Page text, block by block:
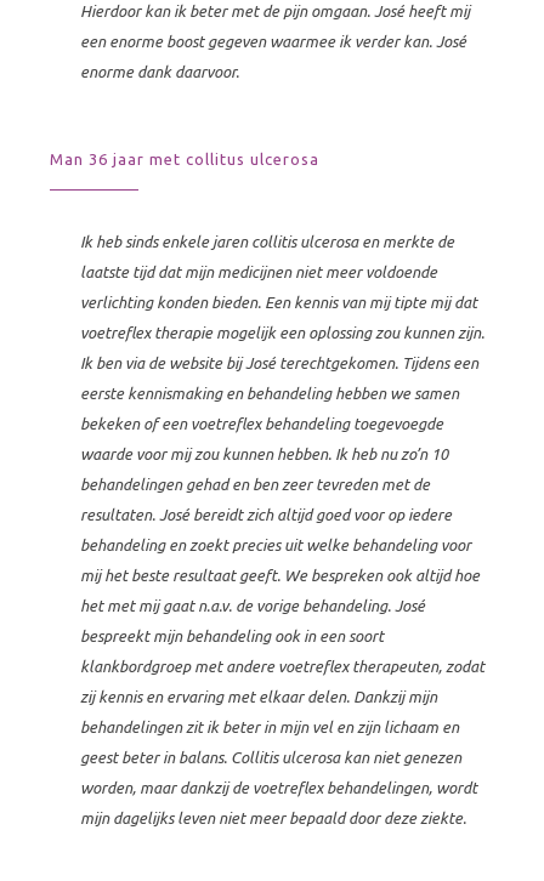
Hierdoor kan ik beter met de pijn omgaan. José heeft mij
een enorme boost gegeven waarmee ik verder kan. José
enorme dank daarvoor.
Man 36 jaar met collitus ulcerosa
Ik heb sinds enkele jaren collitis ulcerosa en merkte de
laatste tijd dat mijn medicijnen niet meer voldoende
verlichting konden bieden. Een kennis van mij tipte mij dat
voetreflex therapie mogelijk een oplossing zou kunnen zijn.
Ik ben via de website bij José terechtgekomen. Tijdens een
eerste kennismaking en behandeling hebben we samen
bekeken of een voetreflex behandeling toegevoegde
waarde voor mij zou kunnen hebben. Ik heb nu zo’n 10
behandelingen gehad en ben zeer tevreden met de
resultaten. José bereidt zich altijd goed voor op iedere
behandeling en zoekt precies uit welke behandeling voor
mij het beste resultaat geeft. We bespreken ook altijd hoe
het met mij gaat n.a.v. de vorige behandeling. José
bespreekt mijn behandeling ook in een soort
klankbordgroep met andere voetreflex therapeuten, zodat
zij kennis en ervaring met elkaar delen. Dankzij mijn
behandelingen zit ik beter in mijn vel en zijn lichaam en
geest beter in balans. Collitis ulcerosa kan niet genezen
worden, maar dankzij de voetreflex behandelingen, wordt
mijn dagelijks leven niet meer bepaald door deze ziekte.